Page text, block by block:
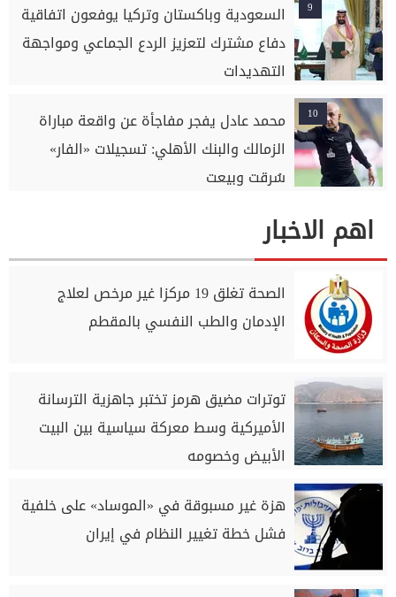
9
السعودية وباكستان وتركيا يوفعون اتفاقية
دفاع مشترك لتعزيز الردع الجماعي ومواجهة
التهديدات
10
محمد عادل يفجر مفاجأة عن واقعة مباراة
الزمالك والبنك الأهلي: تسجيلات «الفار»
سُرقت وبيعت
اهم الاخبار
الصحة تغلق 19 مركزا غير مرخص لعلاج
الإدمان والطب النفسي بالمقطم
توترات مضيق هرمز تختبر جاهزية الترسانة
الأميركية وسط معركة سياسية بين البيت
الأبيض وخصومه
هزة غير مسبوقة في «الموساد» على خلفية
فشل خطة تغيير النظام في إيران